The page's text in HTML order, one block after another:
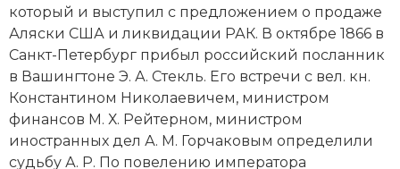
который и выступил с предложением о продаже
Аляски США и ликвидации РАК. В октябре 1866 в
Санкт-Петербург прибыл российский посланник
в Вашингтоне Э. А. Стекль. Его встречи с вел. кн.
Константином Николаевичем, министром
финансов М. Х. Рейтерном, министром
иностранных дел А. М. Горчаковым определили
судьбу А. Р. По повелению императора